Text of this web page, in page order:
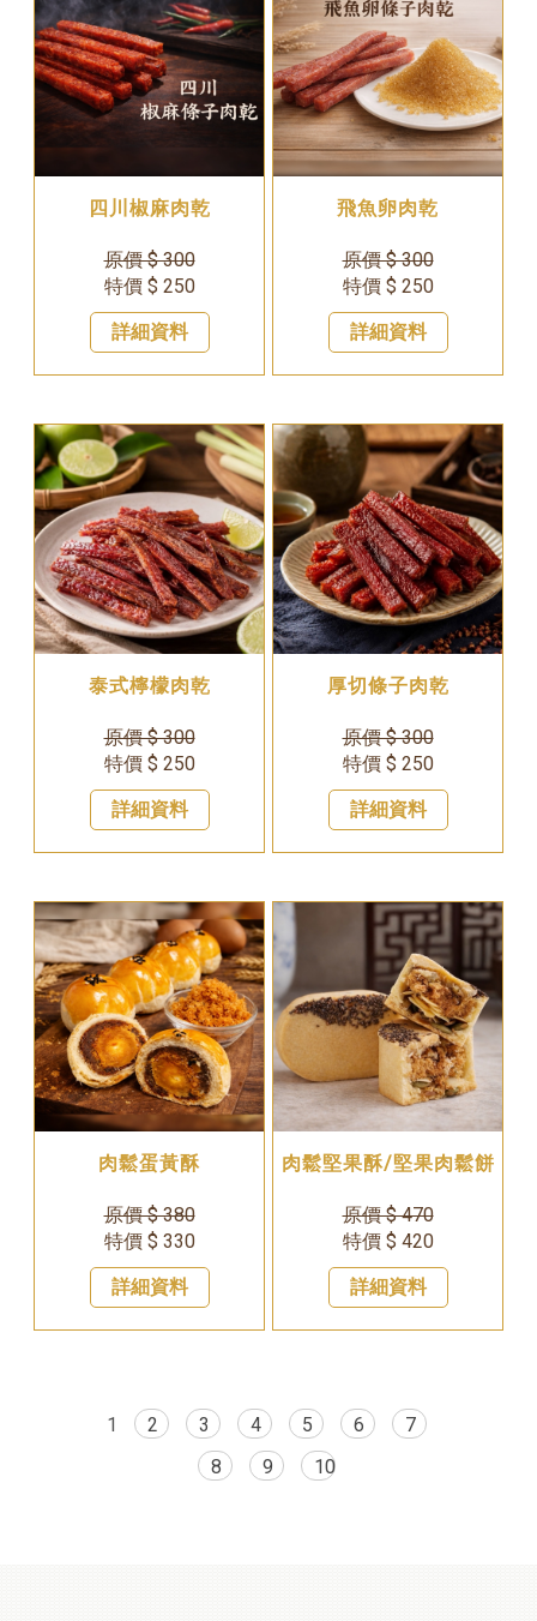
四川椒麻肉乾
原價 $ 300
特價 $ 250
詳細資料
飛魚卵肉乾
原價 $ 300
特價 $ 250
詳細資料
泰式檸檬肉乾
原價 $ 300
特價 $ 250
詳細資料
厚切條子肉乾
原價 $ 300
特價 $ 250
詳細資料
肉鬆蛋黃酥
原價 $ 380
特價 $ 330
詳細資料
肉鬆堅果酥/堅果肉鬆餅
原價 $ 470
特價 $ 420
詳細資料
1 2 3 4 5 6
7
8
9 10